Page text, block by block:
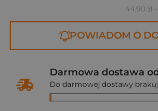
44,90 zł
POWIADOM O
Darmowa dostawa od
Do darmowej dostawy